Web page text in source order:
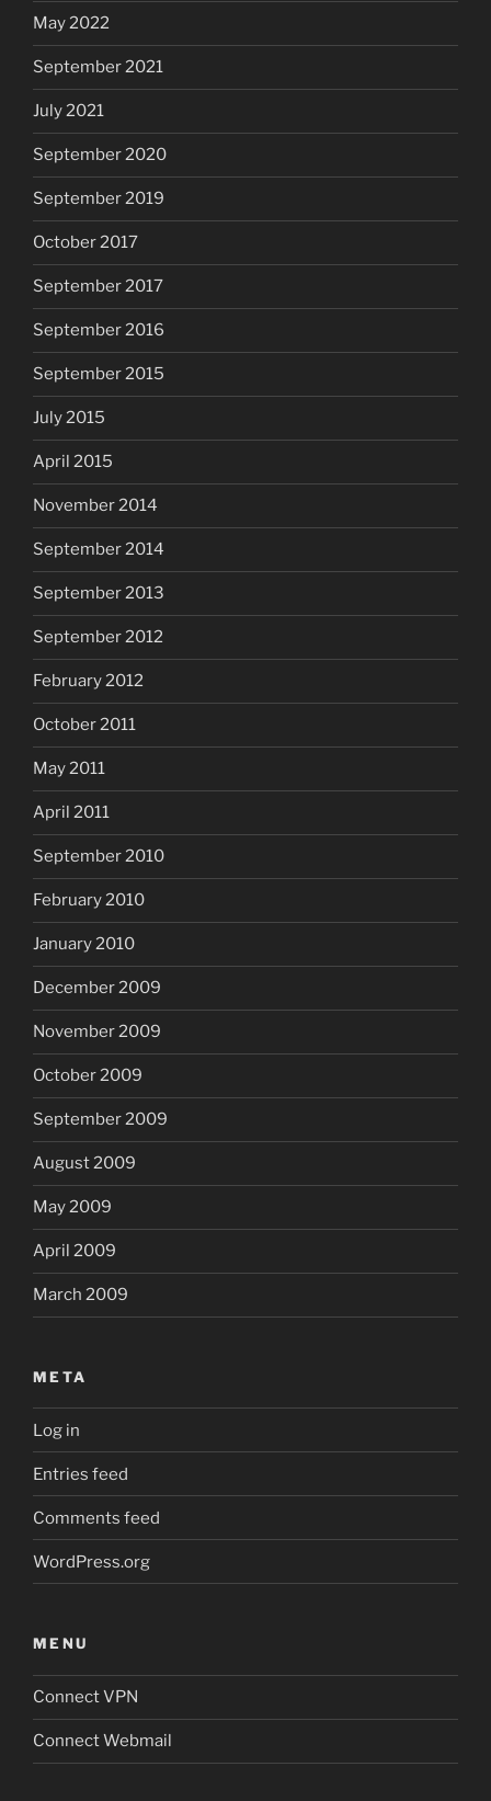
May 2022
September 2021
July 2021
September 2020
September 2019
October 2017
September 2017
September 2016
September 2015
July 2015
April 2015
November 2014
September 2014
September 2013
September 2012
February 2012
October 2011
May 2011
April 2011
September 2010
February 2010
January 2010
December 2009
November 2009
October 2009
September 2009
August 2009
May 2009
April 2009
March 2009
META
Log in
Entries feed
Comments feed
WordPress.org
MENU
Connect VPN
Connect Webmail